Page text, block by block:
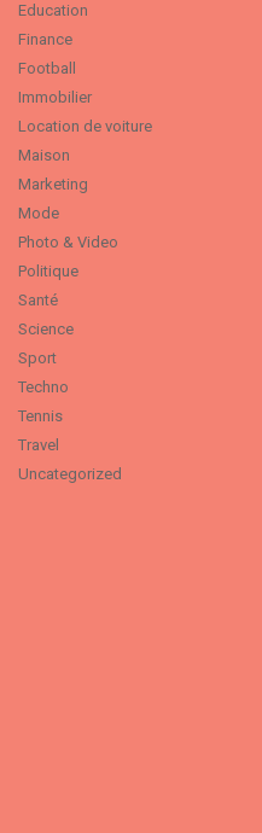
Education
Finance
Football
Immobilier
Location de voiture
Maison
Marketing
Mode
Photo & Video
Politique
Santé
Science
Sport
Techno
Tennis
Travel
Uncategorized